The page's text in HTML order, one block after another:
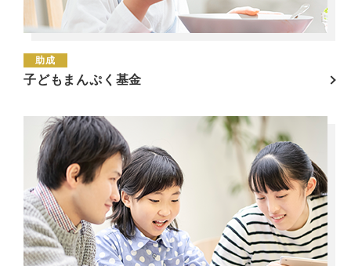
助成
子どもまんぷく基金